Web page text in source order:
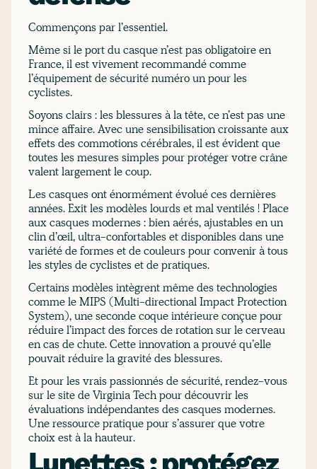
Commençons par l’essentiel.
Même si le port du casque n’est pas obligatoire en
France, il est vivement recommandé comme
l’équipement de sécurité numéro un pour les
cyclistes.
Soyons clairs : les blessures à la tête, ce n’est pas une
mince affaire. Avec une sensibilisation croissante aux
effets des commotions cérébrales, il est évident que
toutes les mesures simples pour protéger votre crâne
valent largement le coup.
Les casques ont énormément évolué ces dernières
années. Exit les modèles lourds et mal ventilés ! Place
aux casques modernes : bien aérés, ajustables en un
clin d’œil, ultra-confortables et disponibles dans une
variété de formes et de couleurs pour convenir à tous
les styles de cyclistes et de pratiques.
Certains modèles intègrent même des technologies
comme le MIPS (Multi-directional Impact Protection
System), une seconde coque intérieure conçue pour
réduire l’impact des forces de rotation sur le cerveau
en cas de chute. Cette innovation a prouvé qu’elle
pouvait réduire la gravité des blessures.
Et pour les vrais passionnés de sécurité, rendez-vous
sur le site de Virginia Tech pour découvrir les
évaluations indépendantes des casques modernes.
Une ressource pratique pour s’assurer que votre
choix est à la hauteur.